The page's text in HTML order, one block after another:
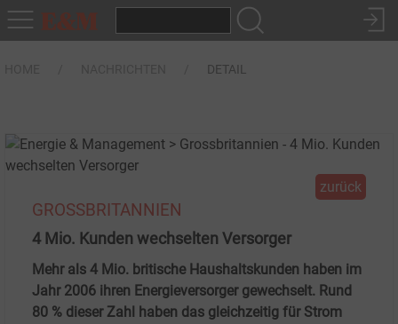
DETAIL
zurück
GROSSBRITANNIEN
4 Mio. Kunden wechselten Versorger
Mehr als 4 Mio. britische Haushaltskunden haben im
Jahr 2006 ihren Energieversorger gewechselt. Rund
80 % dieser Zahl haben das gleichzeitig für Strom